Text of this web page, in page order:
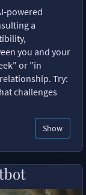
powered
a
you and your
or "in
Try:
challenges
Show